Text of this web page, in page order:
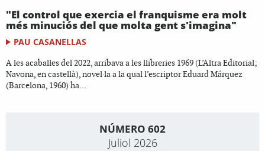
"El control que exercia el franquisme era molt
més minuciós del que molta gent s'imagina"
PAU CASANELLAS
A les acaballes del 2022, arribava a les llibreries 1969 (L’Altra Editorial;
Navona, en castellà), novel·la a la qual l’escriptor Eduard Márquez
(Barcelona, 1960) ha...
NÚMERO 602
Juliol 2026